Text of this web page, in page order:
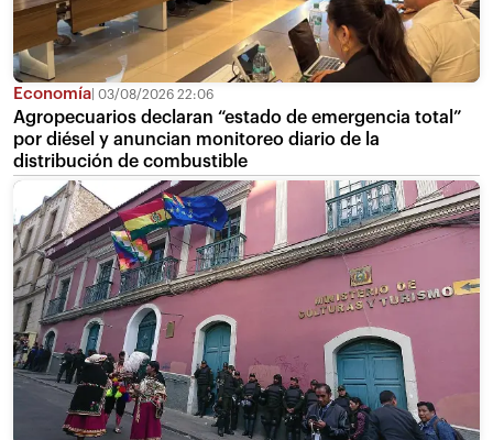
Economía 03/08/2026 22:06
Agropecuarios declaran “estado de emergencia total”
por diésel y anuncian monitoreo diario de la
distribución de combustible